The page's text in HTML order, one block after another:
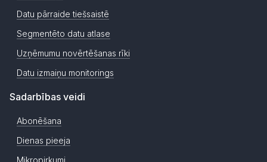
Datu pārraide tiešsaistē
Segmentēto datu atlase
Uzņēmumu novērtēšanas rīki
Datu izmaiņu monitorings
Sadarbības veidi
Abonēšana
Dienas pieeja
Mikropirkumi